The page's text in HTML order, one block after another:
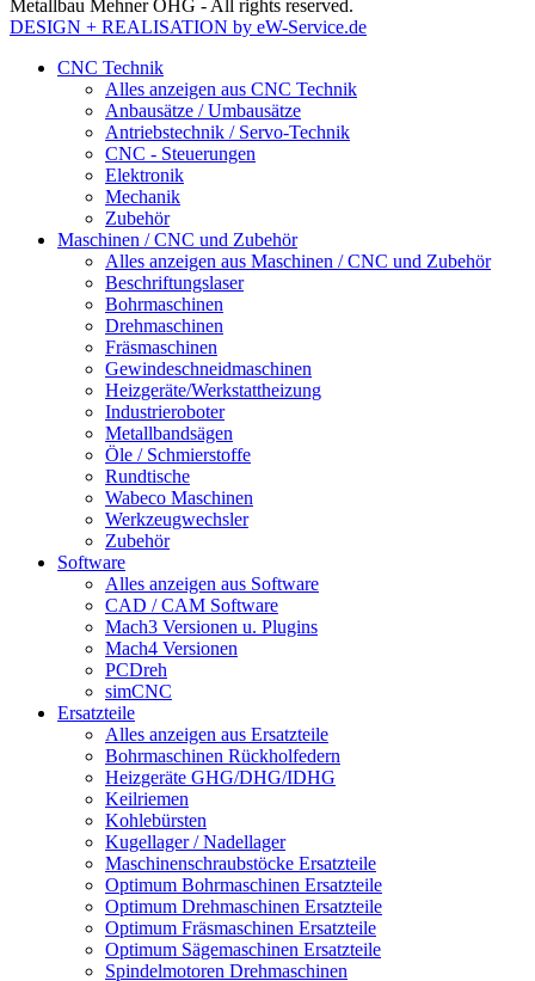
Metallbau Mehner OHG - All rights reserved.
DESIGN + REALISATION by eW-Service.de
CNC Technik
Alles anzeigen aus CNC Technik
Anbausätze / Umbausätze
Antriebstechnik / Servo-Technik
CNC - Steuerungen
Elektronik
Mechanik
Zubehör
Maschinen / CNC und Zubehör
Alles anzeigen aus Maschinen / CNC und Zubehör
Beschriftungslaser
Bohrmaschinen
Drehmaschinen
Fräsmaschinen
Gewindeschneidmaschinen
Heizgeräte/Werkstattheizung
Industrieroboter
Metallbandsägen
Öle / Schmierstoffe
Rundtische
Wabeco Maschinen
Werkzeugwechsler
Zubehör
Software
Alles anzeigen aus Software
CAD / CAM Software
Mach3 Versionen u. Plugins
Mach4 Versionen
PCDreh
simCNC
Ersatzteile
Alles anzeigen aus Ersatzteile
Bohrmaschinen Rückholfedern
Heizgeräte GHG/DHG/IDHG
Keilriemen
Kohlebürsten
Kugellager / Nadellager
Maschinenschraubstöcke Ersatzteile
Optimum Bohrmaschinen Ersatzteile
Optimum Drehmaschinen Ersatzteile
Optimum Fräsmaschinen Ersatzteile
Optimum Sägemaschinen Ersatzteile
Spindelmotoren Drehmaschinen